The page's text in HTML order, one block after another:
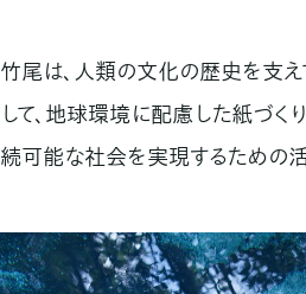
竹尾は、人類の文化の歴史を支え
して、 地球環境に配慮した紙づくり
続可能な社会を実現するための